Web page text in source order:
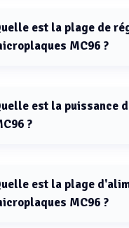
est la plage de
MC96 ?
est la puissance
?
est la plage
MC96 ?